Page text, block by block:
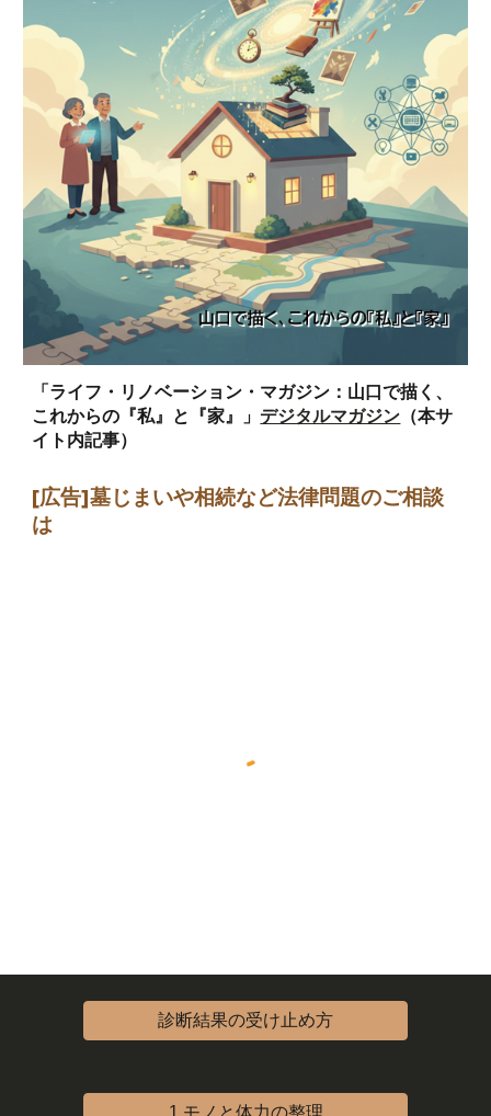
「ライフ・リノベーション・マガジン：山口で描く、
これからの『私』と『家』」 デジタルマガジン （本サ
イト内記事）
[広告]墓じまいや相続など法律問題のご相談
は
診断結果の受け止め方
1.モノと体力の整理